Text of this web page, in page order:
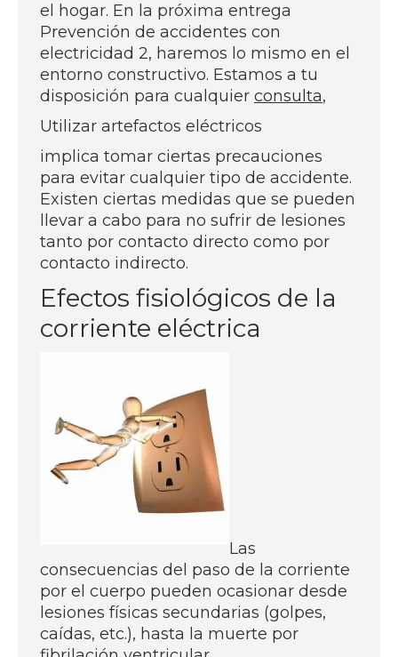
el hogar. En la próxima entrega
Prevención de accidentes con
electricidad 2, haremos lo mismo en el
entorno constructivo. Estamos a tu
disposición para cualquier consulta,
Utilizar artefactos eléctricos
implica tomar ciertas precauciones
para evitar cualquier tipo de accidente.
Existen ciertas medidas que se pueden
llevar a cabo para no sufrir de lesiones
tanto por contacto directo como por
contacto indirecto.
Efectos fisiológicos de la
corriente eléctrica
Las
consecuencias del paso de la corriente
por el cuerpo pueden ocasionar desde
lesiones físicas secundarias (golpes,
caídas, etc.), hasta la muerte por